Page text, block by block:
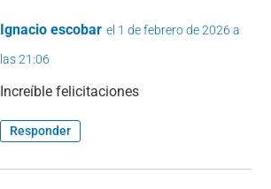
Ignacio escobar el 1 de febrero de 2026 a
las 21:06
Increíble felicitaciones
Responder